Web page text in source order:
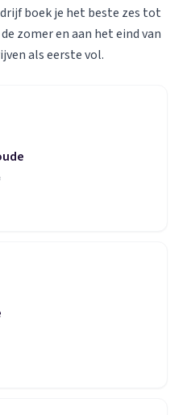
boek je het beste zes tot
zomer en aan het eind van
als eerste vol.